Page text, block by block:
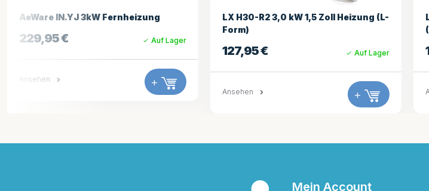
LX H30-R2 3,0 kW 1,5 Zoll Heizung (L-
+
LX H30-R1 3,0 kW 2,0 Zoll Heizung
(Straight)
148,95€ Auf Lager
Ansehen +
Mein Account